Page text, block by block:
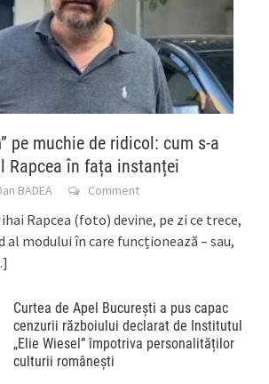
pe muchie de ridicol: cum s-a
Rapcea în fața instanței
BADEA Comment
Rapcea (foto) devine, pe zi ce trece,
al modului în care funcționează – sau,
Curtea de Apel București a pus capac
cenzurii războiului declarat de Institutul
„Elie Wiesel” împotriva personalităților
culturii românești